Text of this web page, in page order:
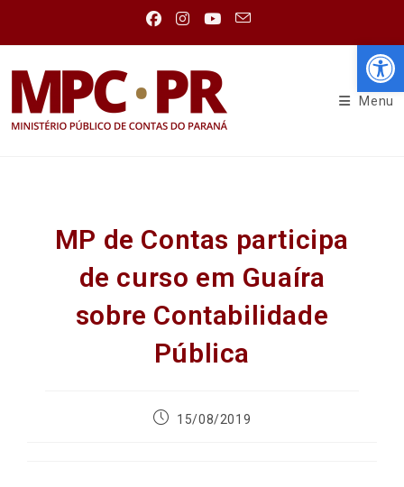
Menu
MP de Contas participa
de curso em Guaíra
sobre Contabilidade
Pública
15/08/2019